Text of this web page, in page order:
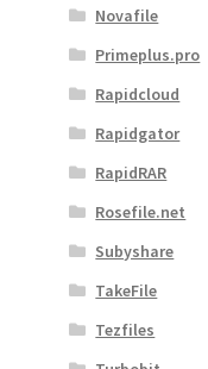
Novafile
Primeplus.pro
Rapidcloud
Rapidgator
RapidRAR
Rosefile.net
Subyshare
TakeFile
Tezfiles